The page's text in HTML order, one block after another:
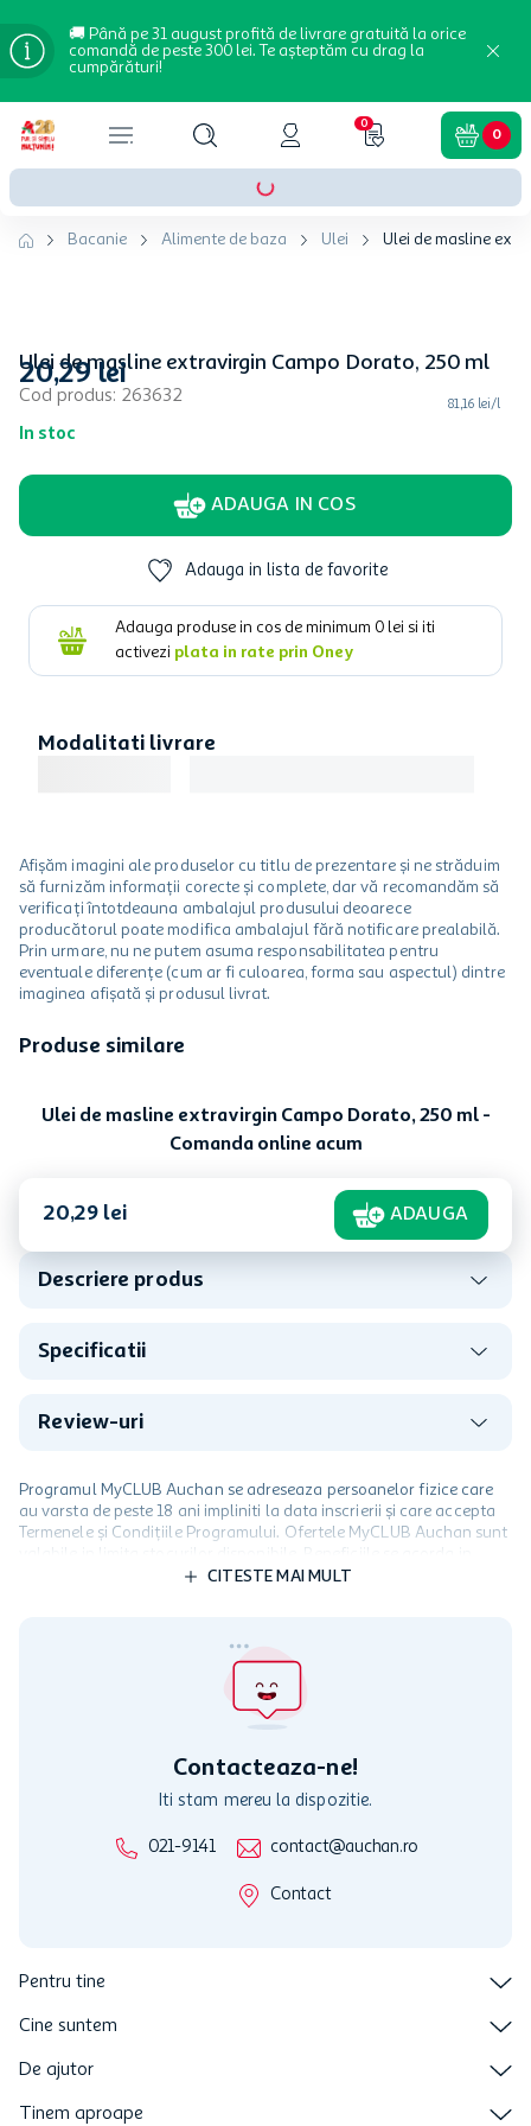
🚚 Până pe 31 august profită de livrare gratuită la orice
comandă de peste 300 lei. Te așteptăm cu drag la
cumpărături!
0
0
Bacanie Alimente de baza Ulei Ulei de masline
Ulei de masline extravirgin Campo Dorato, 250 ml
Cod produs: 263632
In stoc
20,29 lei
81,16 lei/l
ADAUGA IN COS
Adauga in lista de favorite
Adauga produse in cos de minimum 0 lei si iti
activezi plata in rate prin Oney
Modalitati livrare
Afișăm imagini ale produselor cu titlu de prezentare și ne străduim
să furnizăm informații corecte și complete, dar vă recomandăm să
verificați întotdeauna ambalajul produsului deoarece
producătorul poate modifica ambalajul fără notificare prealabilă.
Prin urmare, nu ne putem asuma responsabilitatea pentru
eventuale diferențe (cum ar fi culoarea, forma sau aspectul) dintre
imaginea afișată și produsul livrat.
Produse similare
Ulei de masline extravirgin Campo Dorato, 250 ml -
Comanda online acum
20,29 lei ADAUGA
Descriere produs
Specificatii
Review-uri
Programul MyCLUB Auchan se adreseaza persoanelor fizice care
au varsta de peste 18 ani impliniti la data inscrierii și care accepta
Termenele și Condițiile Programului. Ofertele MyCLUB Auchan sunt
valabile in limita stocurilor disponibile. Beneficiile se acorda in
limita a 12 unitati / card client o singura data in perioada promotiei.
activitati in afara celor mentionate in Termene si Conditii. Auchan
nu raspunde pentru imposibilitatea utilizarii Cardului in perioada in
care aceste este suspendat sau in perioada in care sunt efectuate
intretineri sau reparatii tehnice la sistemul de utilizarea al Cardului.
CITESTE MAI MULT
Contacteaza-ne!
Iti stam mereu la dispozitie.
021-9141 contact@auchan.ro
Contact
Pentru tine
Cine suntem
De ajutor
Tinem aproape